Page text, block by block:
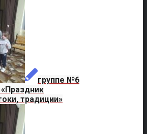
группе №6
традиции»